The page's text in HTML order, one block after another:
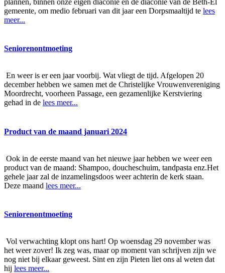
plannen, binnen onze eigen diaconie en de diaconie van de Beth-El
gemeente, om medio februari van dit jaar een Dorpsmaaltijd te lees
meer...
Seniorenontmoeting
En weer is er een jaar voorbij. Wat vliegt de tijd. Afgelopen 20
december hebben we samen met de Christelijke Vrouwenvereniging
Moordrecht, voorheen Passage, een gezamenlijke Kerstviering
gehad in de lees meer...
Product van de maand januari 2024
Ook in de eerste maand van het nieuwe jaar hebben we weer een
product van de maand: Shampoo, doucheschuim, tandpasta enz.Het
gehele jaar zal de inzamelingsdoos weer achterin de kerk staan.
Deze maand lees meer...
Seniorenontmoeting
Vol verwachting klopt ons hart! Op woensdag 29 november was
het weer zover! Ik zeg was, maar op moment van schrijven zijn we
nog niet bij elkaar geweest. Sint en zijn Pieten liet ons al weten dat
hij lees meer...